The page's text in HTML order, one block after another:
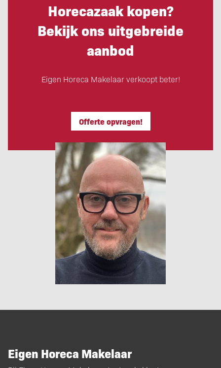
Horecazaak kopen?
Bekijk ons uitgebreide
aanbod
Eigen Horeca Makelaar verkoopt beter!
Offerte opvragen!
Eigen Horeca Makelaar